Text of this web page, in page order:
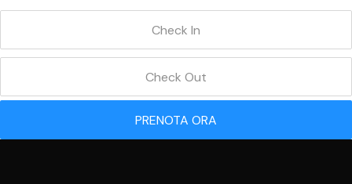
PRENOTA ORA